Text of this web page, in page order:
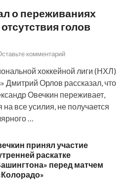
о переживаниях
голов
комментарий
хоккейной лиги (НХЛ)
Дмитрий Орлов рассказал, что
Овечкин переживает,
на все усилия, не получается
…
принял участие
раскатке
перед матчем